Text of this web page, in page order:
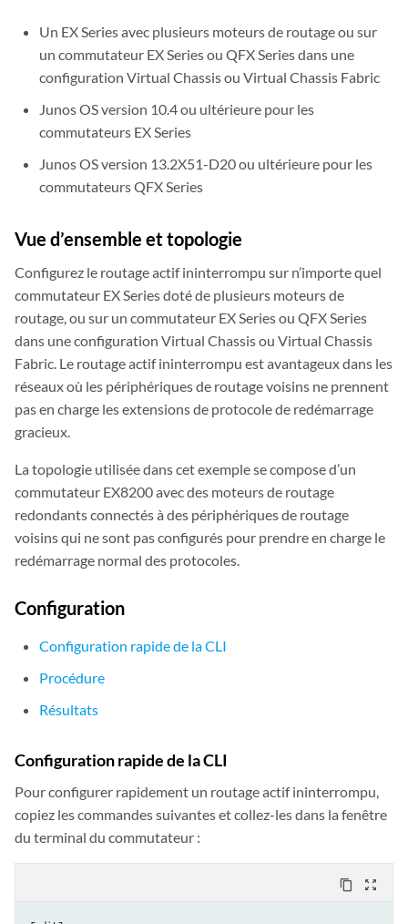
flag nsr-synchronization detail; # This logs nonstop
# events for BGP.
        }
        group external-group {
            type external;
                family inet {
                }
                peer-as 65103;
            }
        }
        group internal-group {
            type internal;
            neighbor 192.168.10.1;
            neighbor 192.168.11.1;
        }
traceoptions {
flag nsr-synchronization detail; # This logs nonstop
# for IS-IS.
        interface all;
            disable;
        interface lo0.0 {
            passive;
    ospf {
traceoptions {
# for OSPF.
        }
        area 0.0.0.0 {
Un EX Series avec plusieurs moteurs de routage ou sur
un commutateur EX Series ou QFX Series dans une
configuration Virtual Chassis ou Virtual Chassis Fabric
Junos OS version 10.4 ou ultérieure pour les
commutateurs EX Series
Junos OS version 13.2X51-D20 ou ultérieure pour les
commutateurs QFX Series
Vue d’ensemble et topologie
Configurez le routage actif ininterrompu sur n’importe quel
commutateur EX Series doté de plusieurs moteurs de
routage, ou sur un commutateur EX Series ou QFX Series
dans une configuration Virtual Chassis ou Virtual Chassis
Fabric. Le routage actif ininterrompu est avantageux dans les
réseaux où les périphériques de routage voisins ne prennent
pas en charge les extensions de protocole de redémarrage
gracieux.
La topologie utilisée dans cet exemple se compose d’un
commutateur EX8200 avec des moteurs de routage
redondants connectés à des périphériques de routage
voisins qui ne sont pas configurés pour prendre en charge le
redémarrage normal des protocoles.
Configuration
Configuration rapide de la CLI
Procédure
Résultats
Configuration rapide de la CLI
Pour configurer rapidement un routage actif ininterrompu,
copiez les commandes suivantes et collez-les dans la fenêtre
du terminal du commutateur :
content_copy zoom_out_map